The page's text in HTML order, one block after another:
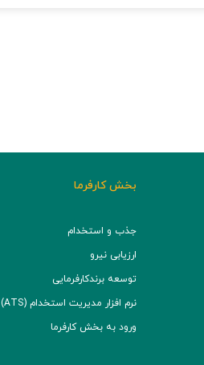
بخش کارفرما
جذب و استخدام
ارزیابی نیرو
توسعه برند‌کارفرمایی
نرم افزار مدیریت استخدام (ATS)
ورود به بخش کارفرما